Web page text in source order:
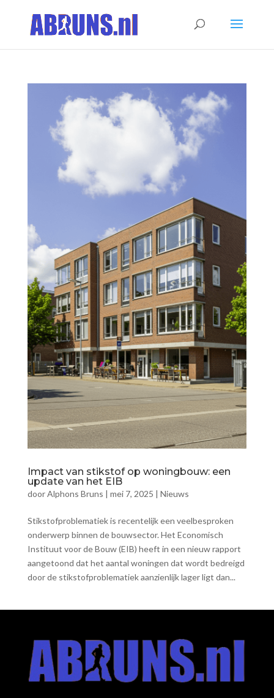
Impact van stikstof op woningbouw: een
update van het EIB
doorAlphons Bruns | mei 7, 2025 | Nieuws
Stikstofproblematiek is recentelijk een veelbesproken
onderwerp binnen de bouwsector. Het Economisch
Instituut voor de Bouw (EIB) heeft in een nieuw rapport
aangetoond dat het aantal woningen dat wordt bedreigd
door de stikstofproblematiek aanzienlijk lager ligt dan...